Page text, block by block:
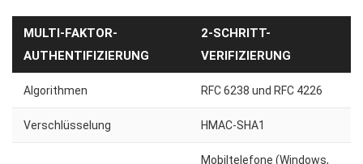
MULTI-FAKTOR-
AUTHENTIFIZIERUNG
2-SCHRITT-
VERIFIZIERUNG
Algorithmen RFC 6238 und RFC 4226
Verschlüsselung HMAC-SHA1
Mobiltelefone (Windows,